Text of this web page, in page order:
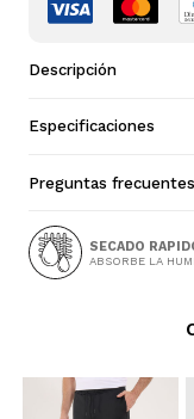
Descripción
Especificaciones
Preguntas frecuentes
SECADO
ABSORBE LA